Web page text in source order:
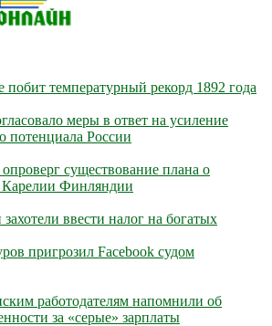
температурный рекорд 1892 года
меры в ответ на усиление
потенциала России
опроверг существование плана о
Карелии Финляндии
ввести налог на богатых
пригрозил Facebook судом
работодателям напомнили об
за «серые» зарплаты